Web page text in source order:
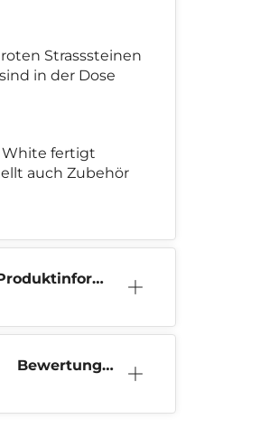
Strasssteinen
in der Dose
White fertigt
auch Zubehör
Bewertunge